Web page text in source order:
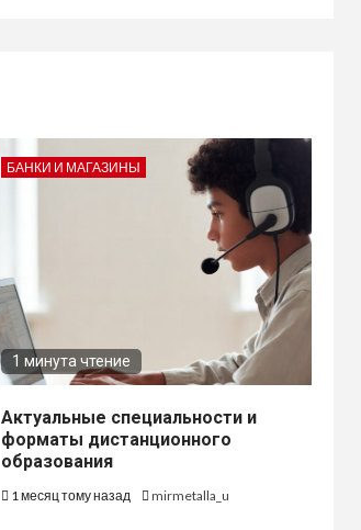
БАНКИ И МАГАЗИНЫ
1 минута чтение
Актуальные специальности и
форматы дистанционного
образования
1 месяц тому назад mirmetalla_u